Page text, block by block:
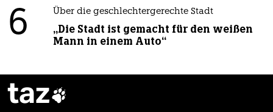
6 Über die geschlechtergerechte Stadt
„Die Stadt ist gemacht für den weißen
Mann in einem Auto“
taz